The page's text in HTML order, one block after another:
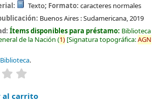
Texto; Formato: caracteres normales
Buenos Aires :Sudamericana,2019
Ítems disponibles para préstamo: Biblioteca
de la Nación (1) Signatura topográfica:AGN
.
al carrito